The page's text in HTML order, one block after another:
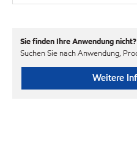
Sie finden Ihre Anwendung nicht?
Suchen Sie nach Anwendung,
Weitere